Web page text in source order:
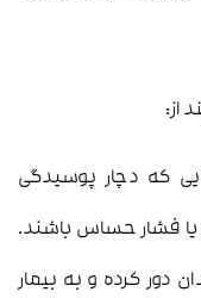
از:
که دچار پوسیدگی
فشار حساس باشند.
دور کرده و به بیمار